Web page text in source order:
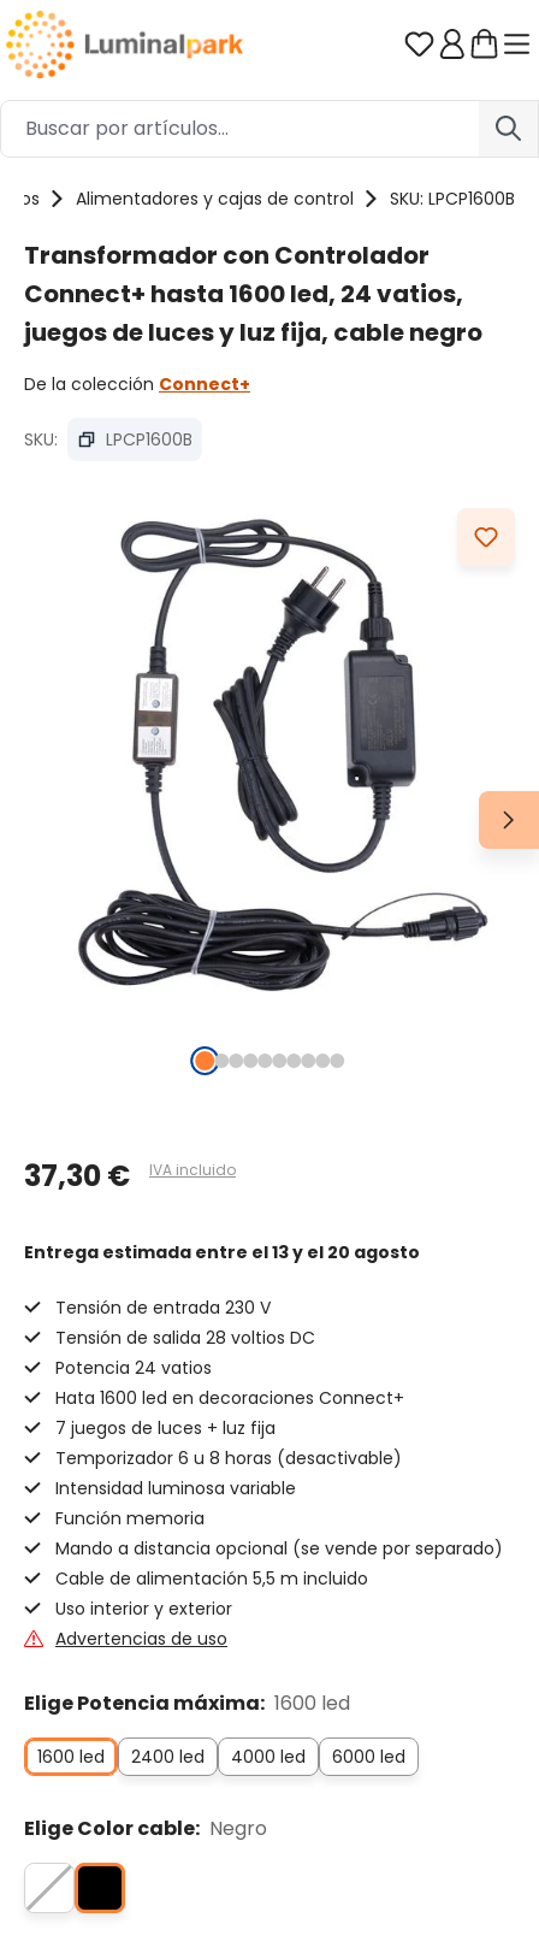
Saltar al contenido principal Tienes 0
Alimentadores y cajas de control SKU: LPCP1600B
Transformador con Controlador
Connect+ hasta 1600 led, 24 vatios,
juegos de luces y luz fija, cable negro
De la colección Connect+
SKU: LPCP1600B
37,30 € IVA incluido
Entrega estimada entre el 13 y el 20 agosto
Tensión de entrada 230 V
Tensión de salida 28 voltios DC
Potencia 24 vatios
Hata 1600 led en decoraciones Connect+
7 juegos de luces + luz fija
Temporizador 6 u 8 horas (desactivable)
Intensidad luminosa variable
Función memoria
Mando a distancia opcional (se vende por separado)
Cable de alimentación 5,5 m incluido
Uso interior y exterior
Advertencias de uso
Elige Potencia máxima: 1600 led
1600 led 2400 led 4000 led 6000 led
Elige Color cable: Negro